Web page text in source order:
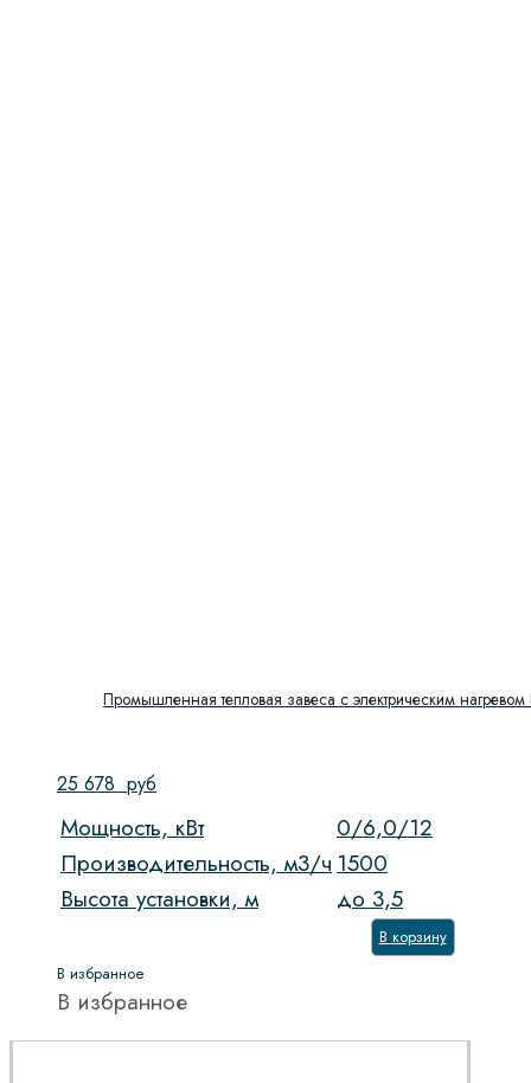
Промышленная тепловая завеса с электрическим
25 678 руб
Мощность, кВт
0/6,0/12
Производительность, м3/ч 1500
Высота установки, м
до 3,5
В корзину
В избранное
В избранное